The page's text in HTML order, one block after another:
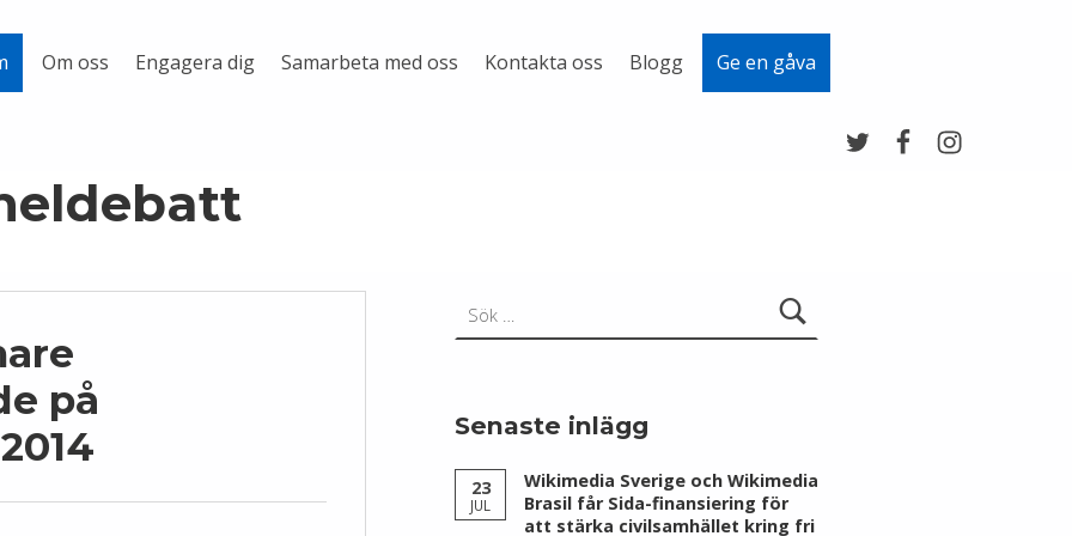
Om oss Engagera dig Samarbeta med oss Kontakta oss Blogg Ge en gåva
på
Senaste inlägg
23
JUL
Wikimedia Sverige och Wikimedia
Brasil får Sida-finansiering för
att stärka civilsamhället kring fri